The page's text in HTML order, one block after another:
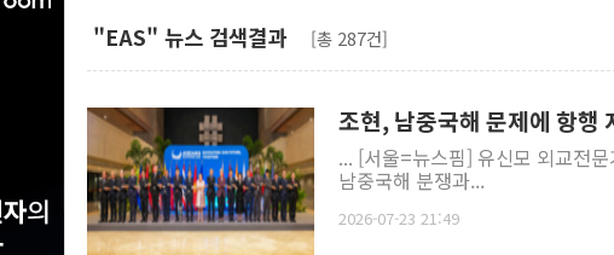
"EAS" 뉴스 검색결과 [총 287건]
조현, 남중국해 문제에 항행
... [서울=뉴스핌] 유신모 외교전
남중국해 분쟁과...
2026-07-23 21:49